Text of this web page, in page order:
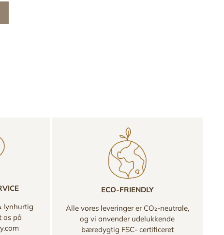
lynhurtig
os på
ECO-FRIENDLY
Alle vores leveringer er CO₂-neutrale,
og vi anvender udelukkende
bæredygtig FSC- certificeret